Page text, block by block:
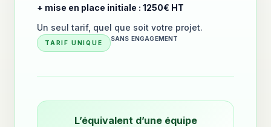
+ mise en place initiale : 1250€ HT
Un seul tarif, quel que soit votre projet.
TARIF UNIQUE
SANS ENGAGEMENT
L’équivalent d’une équipe